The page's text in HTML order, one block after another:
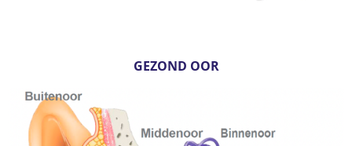
GEZOND OOR